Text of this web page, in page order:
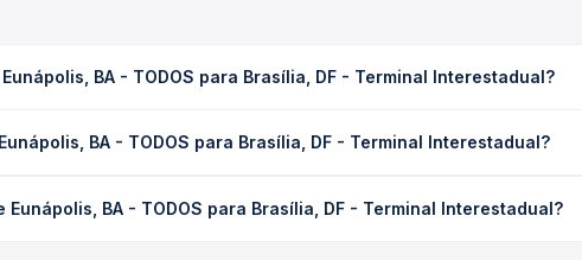
BA - TODOS para Brasília, DF - Terminal Interestadual?
de tráfego. Na Quero Passagem você consulta os horários
BA - TODOS para Brasília, DF - Terminal Interestadual?
compra. Na Quero Passagem você compara os preços de todas as
BA - TODOS para Brasília, DF - Terminal Interestadual?